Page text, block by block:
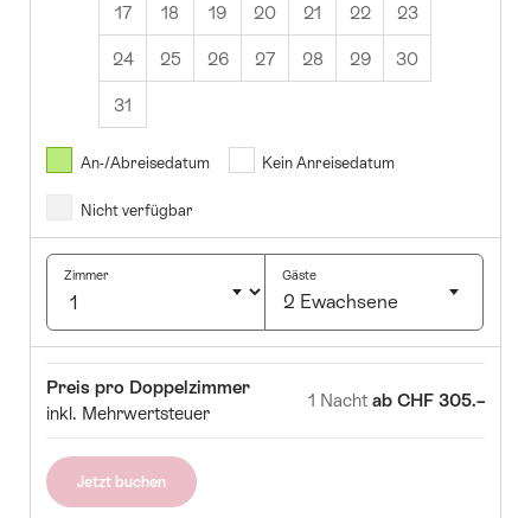
17 18 19 20 21 22 23
24 25 26 27 28 29 30
31
August
Sa So
1 2
7
12 13 14 15 16
20 212223
An-/Abreisedatum Kein Anreisedatum
Nicht verfügbar
Zimmer Gäste
2 Ewachsene
Klicken
Anzahl
Zimmer Preis
Preis pro Doppelzimmer
inkl. Mehrwertsteuer
1 Nacht ab CHF 305.–
Jetzt buchen